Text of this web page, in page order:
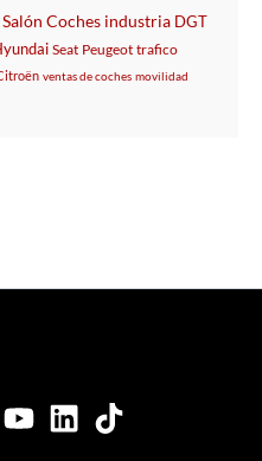
Salón Coches industria DGT
Seat Peugeot trafico
ventas de coches movilidad